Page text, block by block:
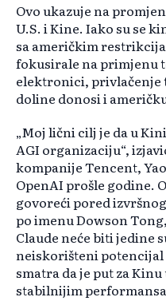
Ovo ukazuje na
U.S. i Kine. Iako su se
sa američkim
fokusirale na primjenu
elektronici, privlačenje
doline donosi i
„Moj lični cilj je da u
AGI organizaciju“,
kompanije Tencent,
OpenAI prošle godine.
govoreći pored
po imenu Dowson
Claude neće biti jedine
neiskorišteni
smatra da je put za
stabilnijim